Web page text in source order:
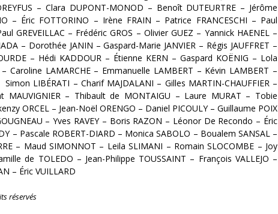
– Clara DUPONT-MONOD – Benoît DUTEURTRE – Jérôme
– Éric FOTTORINO – Irène FRAIN – Patrice FRANCESCHI – Paul
GREVEILLAC – Frédéric GROS – Olivier GUEZ – Yannick HAENEL –
– Dorothée JANIN –Gaspard-Marie JANVIER – Régis JAUFFRET –
– Hédi KADDOUR – Étienne KERN –Gaspard KOËNIG – Lola
– Caroline LAMARCHE– Emmanuelle LAMBERT – Kévin LAMBERT –
Simon LIBÉRATI – Charif MAJDALANI – Gilles MARTIN-CHAUFFIER –
MAUVIGNIER – Thibault de MONTAIGU – Laure MURAT – Tobie
ORCEL – Jean-Noël ORENGO – Daniel PICOULY–Guillaume POIX
–Yves RAVEY– Boris RAZON – Léonor De Recondo – Éric
– Pascale ROBERT-DIARD – Monica SABOLO – Boualem SANSAL –
– Maud SIMONNOT – Leila SLIMANI – Romain SLOCOMBE – Joy
de TOLEDO – Jean-Philippe TOUSSAINT – François VALLEJO –
– Éric VUILLARD
réservés